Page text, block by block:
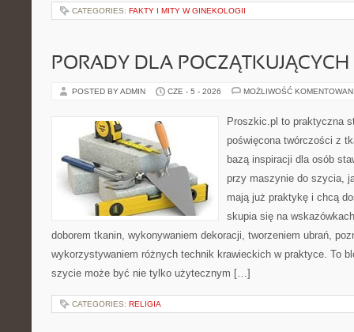
CATEGORIES: FAKTY I MITY W GINEKOLOGII
PORADY DLA
POSTED BY ADMIN CZE - 5 - 2026 MOŻLIWOŚĆ
Proszkic.pl to praktyczna
poświęcona twórczości z
bazą inspiracji dla osób
przy maszynie do szycia,
mają już praktykę i chcą
skupia się na
doborem tkanin, wykonywaniem dekoracji, tworzeniem ubrań,
wykorzystywaniem różnych technik krawieckich w praktyce. To
szycie może być nie tylko użytecznym […]
CATEGORIES: RELIGIA